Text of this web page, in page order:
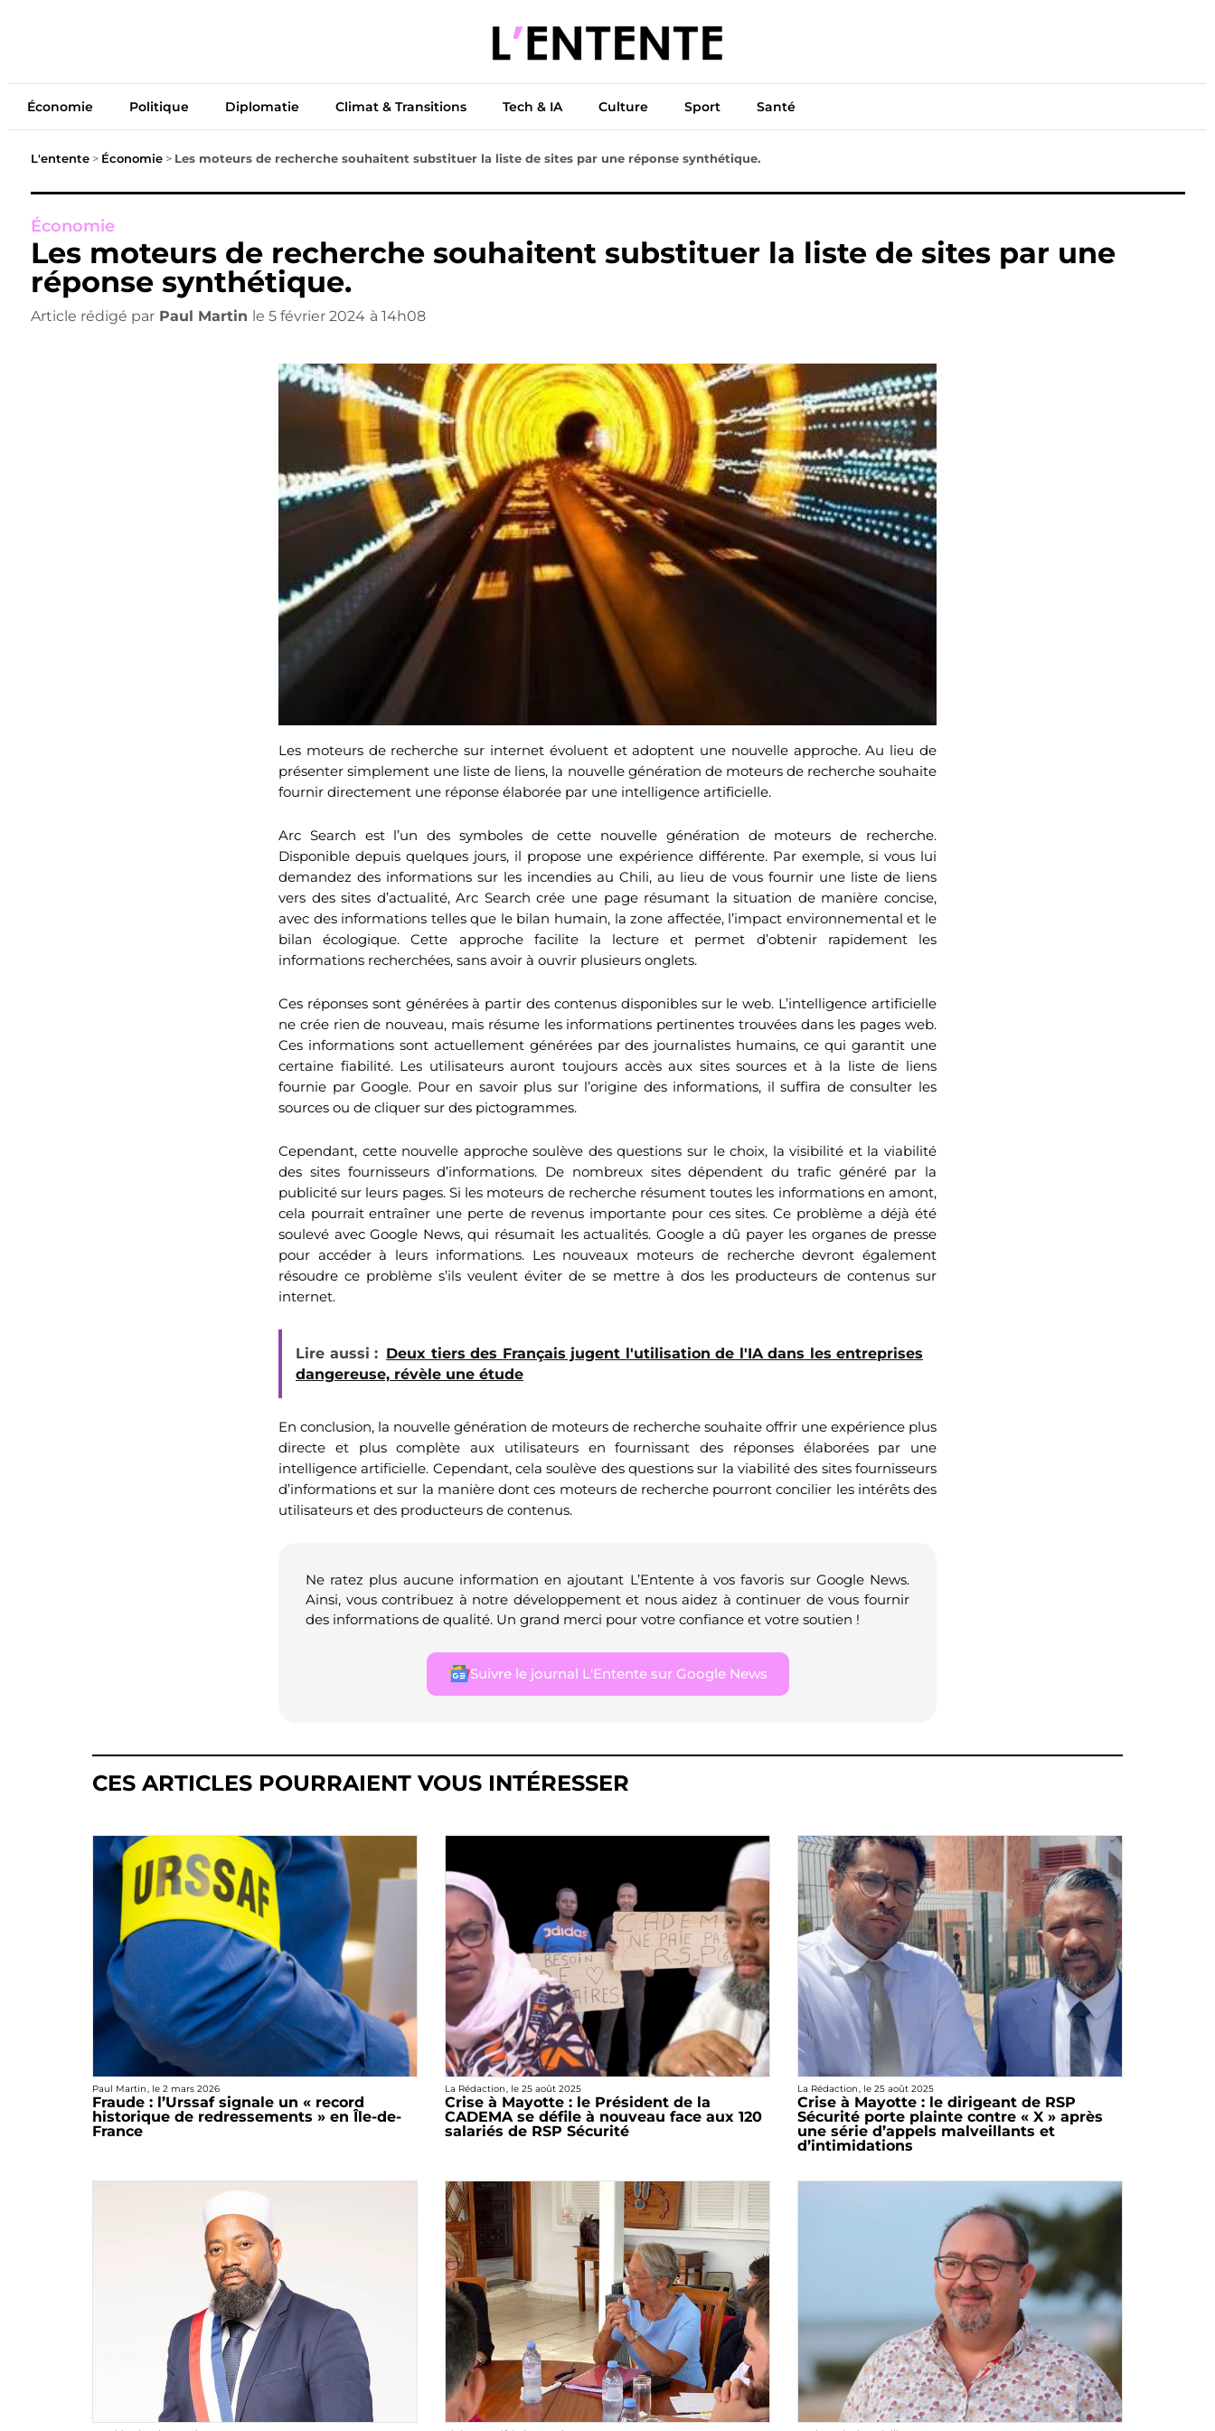
Diplomatie Climat & Transitions Tech & IA
Économie Politique Diplomatie Climat & Transitions Tech & IA Culture Sport Santé
L'entente> Économie> Les moteurs de recherche souhaitent substituer la liste de sites par une réponse synthétique.
Économie
Les moteurs de recherche souhaitent substituer la liste de sites par une
réponse synthétique.
Article rédigé par Paul Martin le 5 février 2024 à 14h08
Les moteurs de recherche sur internet évoluent et adoptent une nouvelle approche. Au lieu de
présenter simplement une liste de liens, la nouvelle génération de moteurs de recherche souhaite
fournir directement une réponse élaborée par une intelligence artificielle.
Arc Search est l’un des symboles de cette nouvelle génération de moteurs de recherche.
Disponible depuis quelques jours, il propose une expérience différente. Par exemple, si vous lui
demandez des informations sur les incendies au Chili, au lieu de vous fournir une liste de liens
vers des sites d’actualité, Arc Search crée une page résumant la situation de manière concise,
avec des informations telles que le bilan humain, la zone affectée, l’impact environnemental et le
bilan écologique. Cette approche facilite la lecture et permet d’obtenir rapidement les
informations recherchées, sans avoir à ouvrir plusieurs onglets.
Ces réponses sont générées à partir des contenus disponibles sur le web. L’intelligence artificielle
ne crée rien de nouveau, mais résume les informations pertinentes trouvées dans les pages web.
Ces informations sont actuellement générées par des journalistes humains, ce qui garantit une
certaine fiabilité. Les utilisateurs auront toujours accès aux sites sources et à la liste de liens
fournie par Google. Pour en savoir plus sur l’origine des informations, il suffira de consulter les
sources ou de cliquer sur des pictogrammes.
Cependant, cette nouvelle approche soulève des questions sur le choix, la visibilité et la viabilité
des sites fournisseurs d’informations. De nombreux sites dépendent du trafic généré par la
publicité sur leurs pages. Si les moteurs de recherche résument toutes les informations en amont,
cela pourrait entraîner une perte de revenus importante pour ces sites. Ce problème a déjà été
soulevé avec Google News, qui résumait les actualités. Google a dû payer les organes de presse
pour accéder à leurs informations. Les nouveaux moteurs de recherche devront également
résoudre ce problème s’ils veulent éviter de se mettre à dos les producteurs de contenus sur
internet.
Lire aussi : Deux tiers des Français jugent l'utilisation de l'IA dans les entreprises
dangereuse, révèle une étude
En conclusion, la nouvelle génération de moteurs de recherche souhaite offrir une expérience plus
directe et plus complète aux utilisateurs en fournissant des réponses élaborées par une
intelligence artificielle. Cependant, cela soulève des questions sur la viabilité des sites fournisseurs
d’informations et sur la manière dont ces moteurs de recherche pourront concilier les intérêts des
utilisateurs et des producteurs de contenus.
Ne ratez plus aucune information en ajoutant L’Entente à vos favoris sur Google News.
Ainsi, vous contribuez à notre développement et nous aidez à continuer de vous fournir
des informations de qualité. Un grand merci pour votre confiance et votre soutien !
Suivre le journal L'Entente sur Google News
CES ARTICLES POURRAIENT VOUS INTÉRESSER
Paul Martin, le 2 mars 2026
Fraude : l’Urssaf signale un « record
historique de redressements » en Île-de-
France
La Rédaction, le 25 août 2025
Crise à Mayotte : le Président de la
CADEMA se défile à nouveau face aux 120
salariés de RSP Sécurité
La Rédaction, le 25 août 2025
Crise à Mayotte : le dirigeant de RSP
Sécurité porte plainte contre « X » après
une série d’appels malveillants et
d’intimidations